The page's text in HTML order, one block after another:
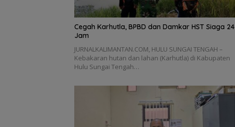
Cegah Karhutla, BPBD dan Damkar HST Siaga 24
Jam
JURNALKALIMANTAN.COM, HULU SUNGAI TENGAH –
Kebakaran hutan dan lahan (Karhutla) di Kabupaten
Hulu Sungai Tengah…